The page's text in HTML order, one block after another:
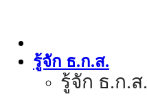
รู้จัก ธ.ก.ส.
รู้จัก ธ.ก.ส.